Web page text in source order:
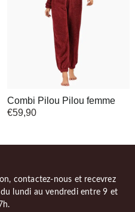
Combi Pilou Pilou femme
€59,90
contactez-nous et recevrez
lundi au vendredi entre 9 et